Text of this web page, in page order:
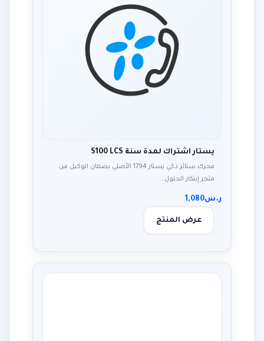
يستار اشتراك لمدة سنة S100 LCS
محرك ستائر ذكي يستار 1794 الأصلي بضمان الوكيل من
متجر إبتكار الحلول…
ر.س1,080
عرض المنتج